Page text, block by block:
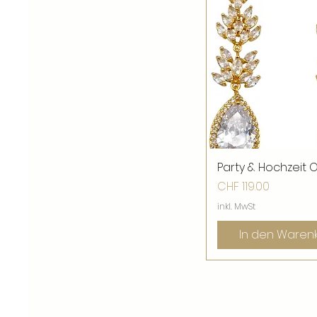
Party & Hochzeit
Preis
CHF 119.00
inkl. MwSt
In den